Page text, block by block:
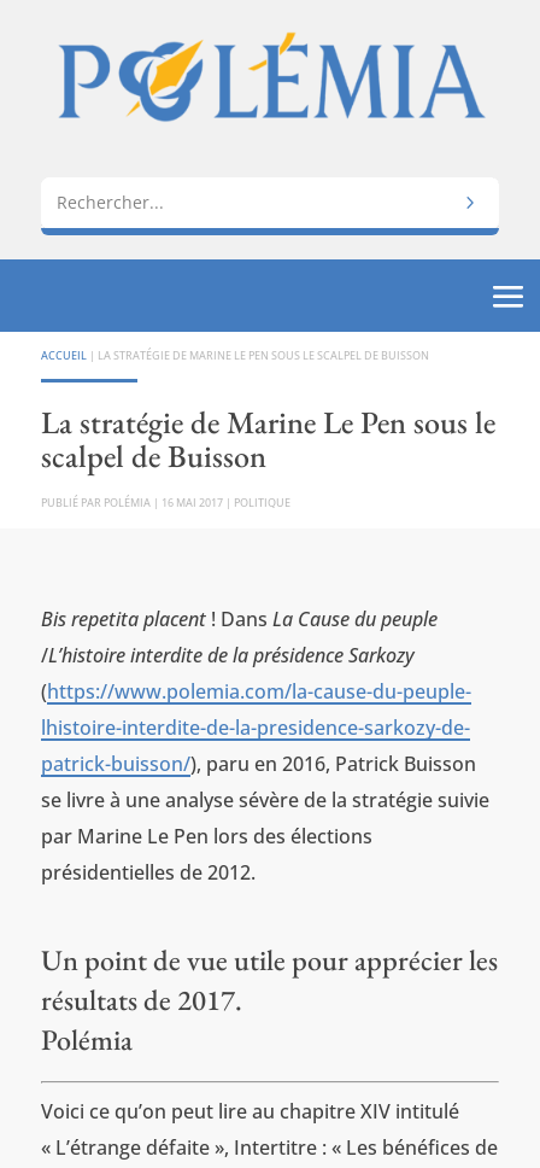
ACCUEIL | LA STRATÉGIE DE MARINE LE PEN SOUS LE SCALPEL DE BUISSON
La stratégie de Marine Le Pen sous le
scalpel de Buisson
PAR POLÉMIA | 16 MAI 2017| POLITIQUE
Bis repetita placent ! Dans La Cause du peuple
/L’histoire interdite de la présidence Sarkozy
(https://www.polemia.com/la-cause-du-peuple-
lhistoire-interdite-de-la-presidence-sarkozy-de-
patrick-buisson/), paru en 2016, Patrick Buisson
se livre à une analyse sévère de la stratégie suivie
par Marine Le Pen lors des élections
présidentielles de 2012.
Un point de vue utile pour apprécier les
résultats de 2017.
Polémia
Voici ce qu’on peut lire au chapitre XIV intitulé
« L’étrange défaite », Intertitre : « Les bénéfices de